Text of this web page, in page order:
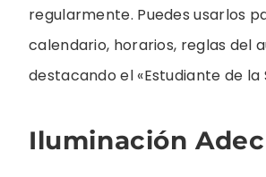
regularmente. Puedes usarlos
calendario, horarios, reglas del
destacando el «Estudiante de la
Iluminación